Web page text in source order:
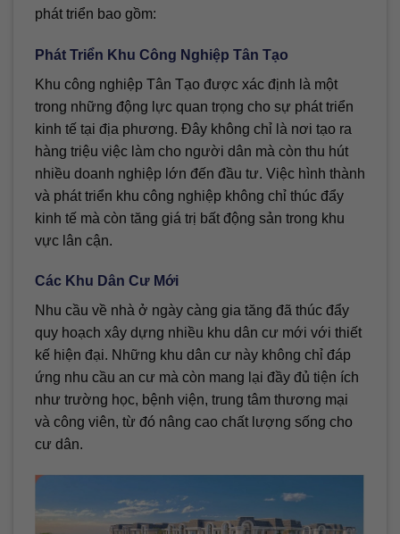
phát triển bao gồm:
Phát Triển Khu Công Nghiệp Tân Tạo
Khu công nghiệp Tân Tạo được xác định là một
trong những động lực quan trọng cho sự phát triển
kinh tế tại địa phương. Đây không chỉ là nơi tạo ra
hàng triệu việc làm cho người dân mà còn thu hút
nhiều doanh nghiệp lớn đến đầu tư. Việc hình thành
và phát triển khu công nghiệp không chỉ thúc đẩy
kinh tế mà còn tăng giá trị bất động sản trong khu
vực lân cận.
Các Khu Dân Cư Mới
Nhu cầu về nhà ở ngày càng gia tăng đã thúc đẩy
quy hoạch xây dựng nhiều khu dân cư mới với thiết
kế hiện đại. Những khu dân cư này không chỉ đáp
ứng nhu cầu an cư mà còn mang lại đầy đủ tiện ích
như trường học, bệnh viện, trung tâm thương mại
và công viên, từ đó nâng cao chất lượng sống cho
cư dân.